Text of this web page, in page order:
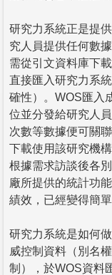
研究力系統正是提
究人員提供任何數
需從引文資料庫下
直接匯入研究力系
確性）。WOS匯入
位並分發給研究人
次數等數據便可關
下載使用該研究機
根據需求訪談後各
廠所提供的統計功
績效，已經變得簡
研究力系統是如何
威控制資料（別名
制），於WOS資料